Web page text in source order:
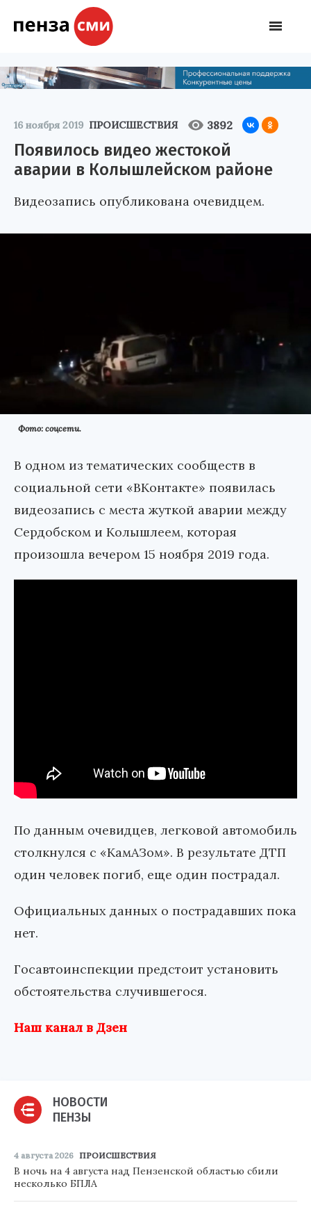
16 ноября 2019 ПРОИСШЕСТВИЯ 3892
Появилось видео жестокой
аварии в Колышлейском районе
Видеозапись опубликована очевидцем.
Фото: соцсети.
В одном из тематических сообществ в
социальной сети «ВКонтакте» появилась
видеозапись с места жуткой аварии между
Сердобском и Колышлеем, которая
произошла вечером 15 ноября 2019 года.
По данным очевидцев, легковой автомобиль
столкнулся с «КамАЗом». В результате ДТП
один человек погиб, еще один пострадал.
Официальных данных о пострадавших пока
нет.
Госавтоинспекции предстоит установить
обстоятельства случившегося.
Наш канал в Дзен
НОВОСТИ
ПЕНЗЫ
4 августа 2026 ПРОИСШЕСТВИЯ
В ночь на 4 августа над Пензенской областью сбили
несколько БПЛА